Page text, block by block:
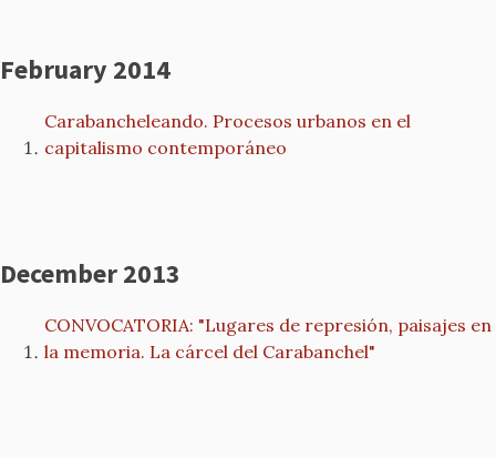
February 2014
Carabancheleando. Procesos urbanos en el
capitalismo contemporáneo
December 2013
CONVOCATORIA: "Lugares de represión, paisajes en
la memoria. La cárcel del Carabanchel"